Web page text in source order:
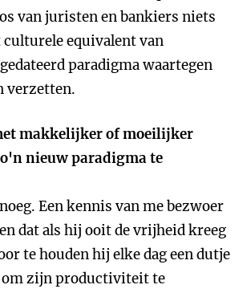
van juristen en bankiers niets
culturele equivalent van
paradigma waartegen
verzetten.
makkelijker of moeilijker
nieuw paradigma te
Een kennis van me bezwoer
dat als hij ooit de vrijheid kreeg
te houden hij elke dag een dutje
om zijn productiviteit te